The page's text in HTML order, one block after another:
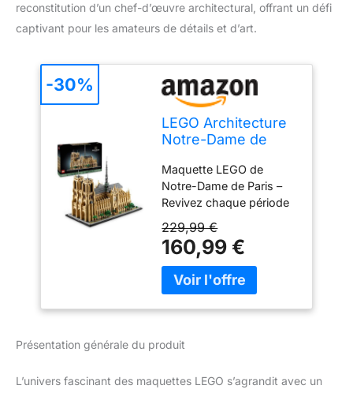
reconstitution d’un chef-d’œuvre architectural, offrant un défi
captivant pour les amateurs de détails et d’art.
LEGO Architecture
Notre-Dame de
Construire
d’Exposition
Architectural - Set
pour Adultes -
Cathédrale - pour
Les Passionnés
d’Histoire, de
Voyages et d’Art
21061
Maquette LEGO de
Notre-Dame de Paris –
Revivez chaque période
de l’évolution d’un
célèbre monument
parisien pour une
expérience de
construction pour
Notre-Dame de Paris
les passionnés d’histoire,
229,99 €
160,99 €
-30%
Présentation générale du produit
L’univers fascinant des maquettes LEGO s’agrandit avec un